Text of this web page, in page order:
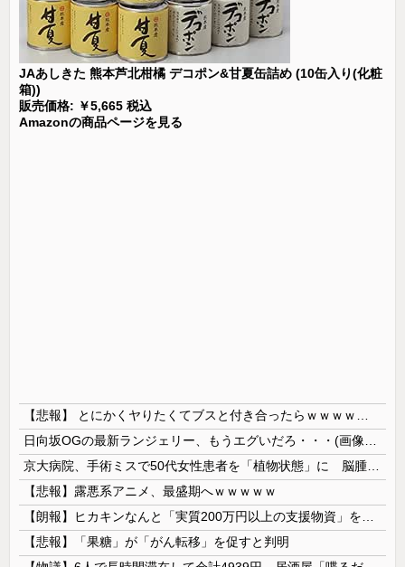
JAあしきた 熊本芦北柑橘 デコポン&甘夏缶詰め (10缶入り(化粧
箱))
販売価格: ￥5,665 税込
Amazonの商品ページを見る
【悲報】露悪系アニメ、最盛期へｗｗｗｗｗ
【悲報】「果糖」が「がん転移」を促すと判明